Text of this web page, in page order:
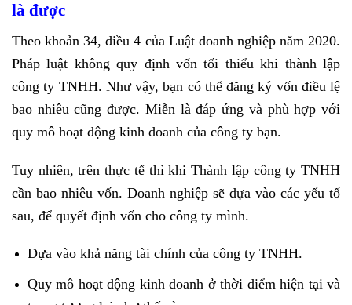
là được
Theo khoản 34, điều 4 của Luật doanh nghiệp năm 2020.
Pháp luật không quy định vốn tối thiểu khi thành lập
công ty TNHH. Như vậy, bạn có thể đăng ký vốn điều lệ
bao nhiêu cũng được. Miễn là đáp ứng và phù hợp với
quy mô hoạt động kinh doanh của công ty bạn.
Tuy nhiên, trên thực tế thì khi Thành lập công ty TNHH
cần bao nhiêu vốn. Doanh nghiệp sẽ dựa vào các yếu tố
sau, để quyết định vốn cho công ty mình.
Dựa vào khả năng tài chính của công ty TNHH.
Quy mô hoạt động kinh doanh ở thời điểm hiện tại và